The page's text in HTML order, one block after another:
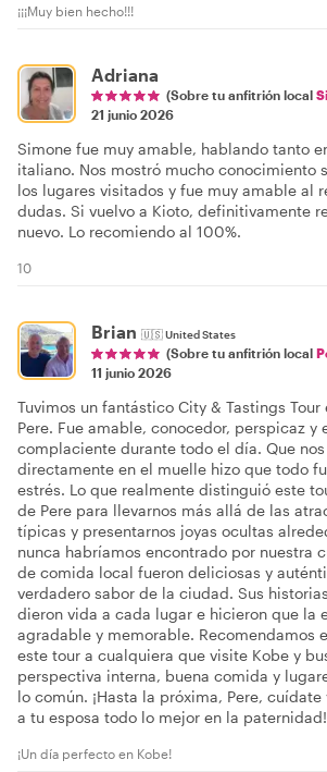
¡¡¡Muy bien hecho!!!
Adriana
(Sobre tu anfitrión local
21 junio 2026
Simone fue muy amable, hablando tanto
italiano. Nos mostró mucho conocimiento
los lugares visitados y fue muy amable al
dudas. Si vuelvo a Kioto, definitivamente
nuevo. Lo recomiendo al 100%.
10
Brian 🇺🇸United States
(Sobre tu anfitrión local
11 junio 2026
Tuvimos un fantástico City & Tastings Tour
Pere. Fue amable, conocedor, perspicaz y
complaciente durante todo el día. Que
directamente en el muelle hizo que todo
estrés. Lo que realmente distinguió este
de Pere para llevarnos más allá de las
típicas y presentarnos joyas ocultas
nunca habríamos encontrado por nuestra
de comida local fueron deliciosas y
verdadero sabor de la ciudad. Sus
dieron vida a cada lugar e hicieron que la
agradable y memorable. Recomendamos
este tour a cualquiera que visite Kobe y
perspectiva interna, buena comida y
lo común. ¡Hasta la próxima, Pere,
a tu esposa todo lo mejor en la paternidad!
¡Un día perfecto en Kobe!